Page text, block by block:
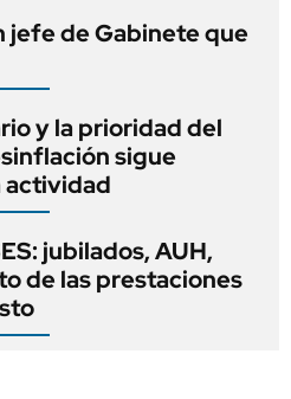
jefe de Gabinete que
y la prioridad del
sigue
actividad
jubilados, AUH,
de las prestaciones